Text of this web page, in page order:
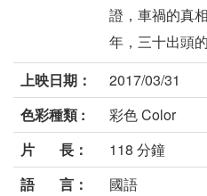
證，車禍的真
年，三十出頭
上映日期：
2017/03/31
色彩種類 :
彩色 Color
片 長：
118 分鐘
語 言：
國語